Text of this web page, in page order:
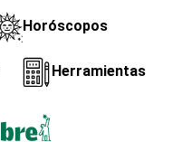
Horóscopos
Herramientas